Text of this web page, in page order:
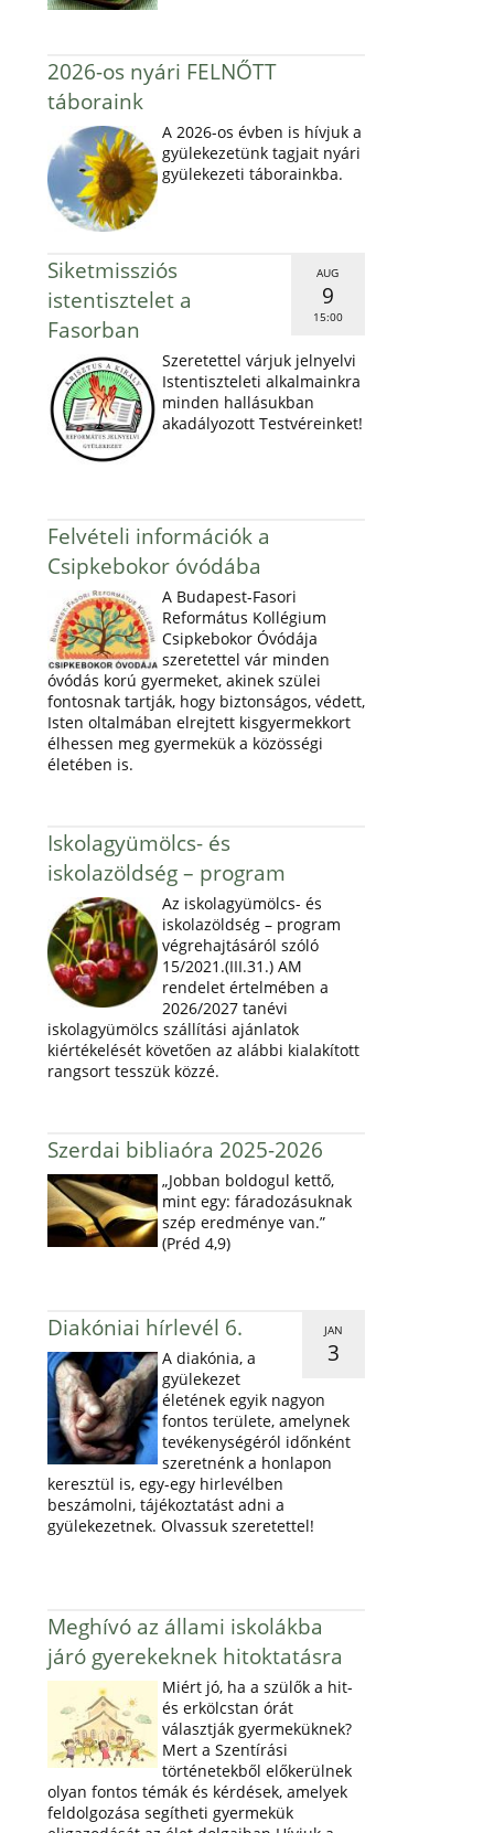
2026-os nyári FELNŐTT
táboraink
A 2026-os évben is hívjuk a
gyülekezetünk tagjait nyári
gyülekezeti táborainkba.
AUG
9
15:00
Siketmissziós
istentisztelet a
Fasorban
Szeretettel várjuk jelnyelvi
Istentiszteleti alkalmainkra
minden hallásukban
akadályozott Testvéreinket!
Felvételi információk a
Csipkebokor óvódába
A Budapest-Fasori
Református Kollégium
Csipkebokor Óvódája
szeretettel vár minden
óvódás korú gyermeket, akinek szülei
fontosnak tartják, hogy biztonságos, védett,
Isten oltalmában elrejtett kisgyermekkort
élhessen meg gyermekük a közösségi
életében is.
Iskolagyümölcs- és
iskolazöldség – program
Az iskolagyümölcs- és
iskolazöldség – program
végrehajtásáról szóló
15/2021.(III.31.) AM
rendelet értelmében a
2026/2027 tanévi
iskolagyümölcs szállítási ajánlatok
kiértékelését követően az alábbi kialakított
rangsort tesszük közzé.
Szerdai bibliaóra 2025-2026
„Jobban boldogul kettő,
mint egy: fáradozásuknak
szép eredménye van.”
(Préd 4,9)
JAN
3
Diakóniai hírlevél 6.
A diakónia, a
gyülekezet
életének egyik nagyon
fontos területe, amelynek
tevékenységéról időnként
szeretnénk a honlapon
keresztül is, egy-egy hirlevélben
beszámolni, tájékoztatást adni a
gyülekezetnek. Olvassuk szeretettel!
Meghívó az állami iskolákba
járó gyerekeknek hitoktatásra
Miért jó, ha a szülők a hit-
és erkölcstan órát
választják gyermeküknek?
Mert a Szentírási
történetekből előkerülnek
olyan fontos témák és kérdések, amelyek
feldolgozása segítheti gyermekük